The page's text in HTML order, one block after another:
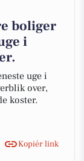
boliger
i
uge i
over,
koster.
Kopiér link